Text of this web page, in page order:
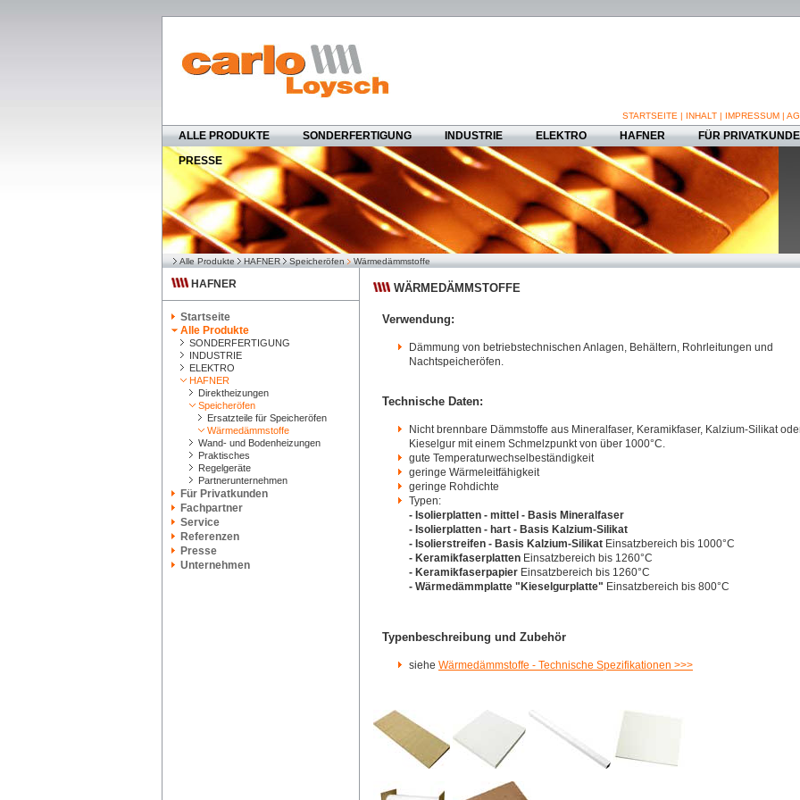
STARTSEITE | INHALT | IMPRESSUM |
ALLE PRODUKTE SONDERFERTIGUNG INDUSTRIE ELEKTRO HAFNER
FÜR
PRESSE
Alle Produkte HAFNER Speicheröfen Wärmedämmstoffe
HAFNER
Startseite
Alle Produkte
SONDERFERTIGUNG
INDUSTRIE
ELEKTRO
HAFNER
Direktheizungen
Speicheröfen
Ersatzteile für Speicheröfen
Wärmedämmstoffe
Wand- und Bodenheizungen
Praktisches
Regelgeräte
Partnerunternehmen
Für Privatkunden
Fachpartner
Service
Referenzen
Presse
Unternehmen
WÄRMEDÄMMSTOFFE
Verwendung:
Dämmung von betriebstechnischen Anlagen, Behältern, Rohrleitungen und
Nachtspeicheröfen.
Technische Daten:
Nicht brennbare Dämmstoffe aus Mineralfaser, Keramikfaser, Kalzium-Silikat
Kieselgur mit einem Schmelzpunkt von über 1000°C.
gute Temperaturwechselbeständigkeit
geringe Wärmeleitfähigkeit
geringe Rohdichte
Typen:
- Isolierplatten - mittel - Basis Mineralfaser
- Isolierplatten - hart - Basis Kalzium-Silikat
- Isolierstreifen - Basis Kalzium-Silikat Einsatzbereich bis 1000°C
- Keramikfaserplatten Einsatzbereich bis 1260°C
- Keramikfaserpapier Einsatzbereich bis 1260°C
- Wärmedämmplatte "Kieselgurplatte" Einsatzbereich bis 800°C
Typenbeschreibung und Zubehör
siehe Wärmedämmstoffe - Technische Spezifikationen >>>